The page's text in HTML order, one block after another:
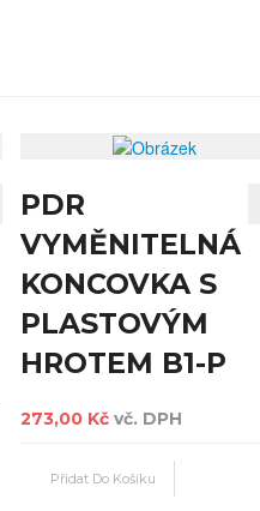
PDR
VYMĚNITELNÁ
KONCOVKA S
PLASTOVÝM
HROTEM B1-P
273,00 Kč vč. DPH